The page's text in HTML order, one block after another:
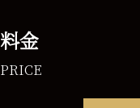
料金
PRICE